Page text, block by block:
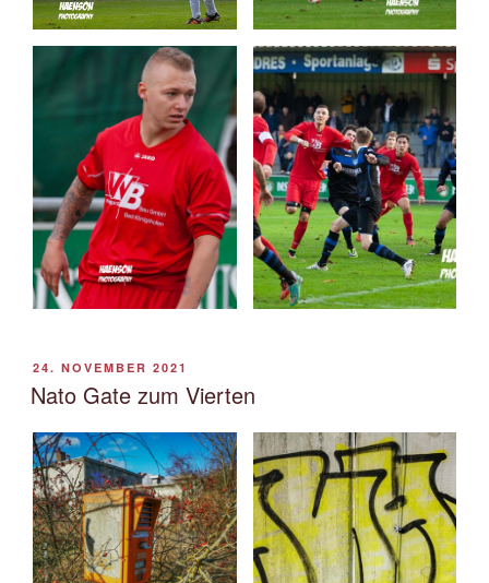
VERÖFFENTLICHT
AM
24. NOVEMBER 2021
Nato Gate zum Vierten